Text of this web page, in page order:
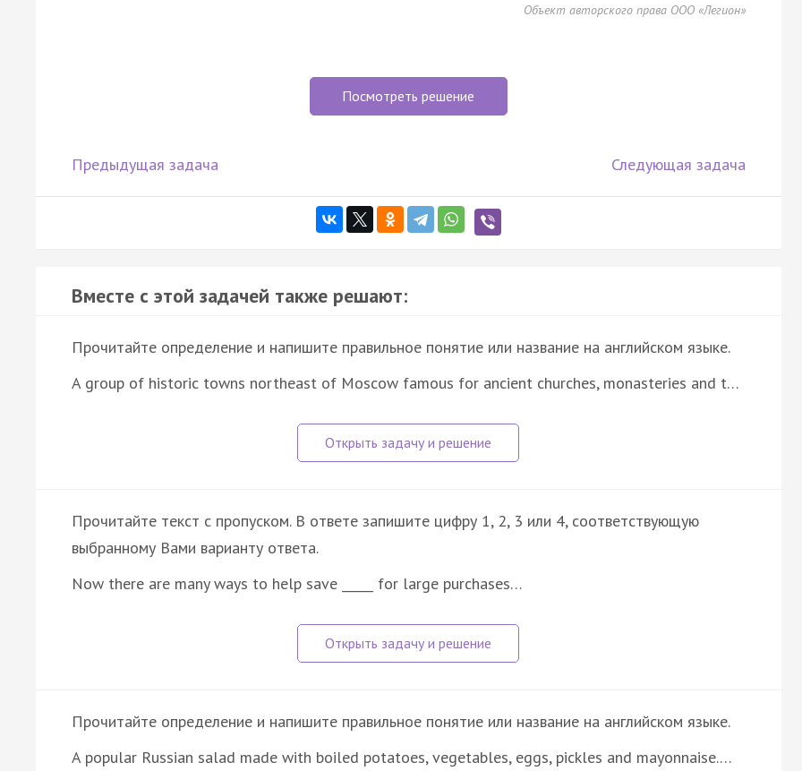
Объект авторского права ООО «Легион»
Посмотреть решение
Предыдущая задача Следующая задача
Вместе с этой задачей также решают:
Прочитайте определение и напишите правильное понятие или название на английском языке.
A group of historic towns northeast of Moscow famous for ancient churches, monasteries and t…
Прочитайте текст с пропуском. В ответе запишите цифру 1, 2, 3 или 4, соответствующую
выбранному Вами варианту ответа.
Now there are many ways to help save _____ for large purchases…
Прочитайте определение и напишите правильное понятие или название на английском языке.
A popular Russian salad made with boiled potatoes, vegetables, eggs, pickles and mayonnaise.…